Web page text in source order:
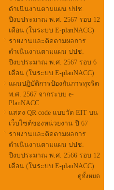
ดำเนินงานตามแผน ปปช.
ปีงบประมาณ พ.ศ. 2567 รอบ 12
เดือน (ในระบบ E-planNACC)
รายงานและติดตามผลการ
ดำเนินงานตามแผน ปปช.
ปีงบประมาณ พ.ศ. 2567 รอบ 6
เดือน (ในระบบ E-planNACC)
แผนปฏิบัติการป้องกันการทุจริต
พ.ศ. 2567 จากระบบ e-
PlanNACC
แสดง QR code แบบวัด EIT บน
เว็บไซต์ของหน่วยงาน ปี 67
รายงานและติดตามผลการ
ดำเนินงานตามแผน ปปช.
ปีงบประมาณ พ.ศ. 2566 รอบ 12
เดือน (ในระบบ E-planNACC)
ดูทั้งหมด